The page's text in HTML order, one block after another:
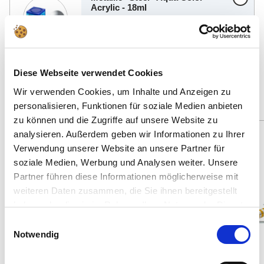
Diese Webseite verwendet Cookies
Wir verwenden Cookies, um Inhalte und Anzeigen zu
personalisieren, Funktionen für soziale Medien anbieten
zu können und die Zugriffe auf unsere Website zu
analysieren. Außerdem geben wir Informationen zu Ihrer
Verwendung unserer Website an unsere Partner für
soziale Medien, Werbung und Analysen weiter. Unsere
Partner führen diese Informationen möglicherweise mit
weiteren Daten zusammen, die Sie ihnen bereitgestellt
haben oder die sie im Rahmen Ihrer Nutzung der Dienste
Notwendig
Acrylic - 18ml
Finde weitere passende Angebote
95 Teile
Neu
Spare: 2%
52 Teile